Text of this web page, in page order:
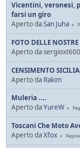
Vicentini, veronesi,
farsi un giro
Aperto daSan Juha
FOTO DELLE
Aperto da
CENSIMENTO
Aperto da Rakim
Muleria ....
Aperto daYureW
Toscani Che Moto
Aperto daXfox Pagine